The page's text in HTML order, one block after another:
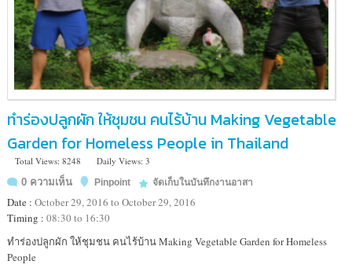
ทำร่องปลูกผัก ให้ชุมชน คนไร้บ้าน Making Vegetable
Garden for Homeless People in Thailand
Total Views: 8248
Daily Views: 3
0 ความเห็น
Pinpoint จัดเก็บในบันทึกงานอาสา
Date : October 29, 2016 to October 29, 2016
Timing : 08:30 to 16:30
Location
:
ทำร่องปลูกผัก ให้ชุมชน คนไร้บ้าน Making Vegetable Garden for Homeless
People